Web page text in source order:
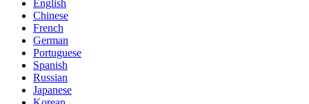
English
Chinese
French
German
Portuguese
Spanish
Russian
Japanese